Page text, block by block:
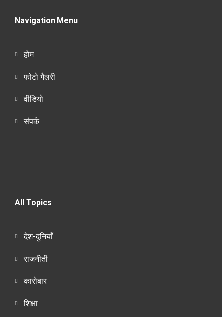
Navigation Menu
होम
फोटो गैलरी
वीडियो
संपर्क
All Topics
देश-दुनियाँ
राजनीती
कारोबार
शिक्षा